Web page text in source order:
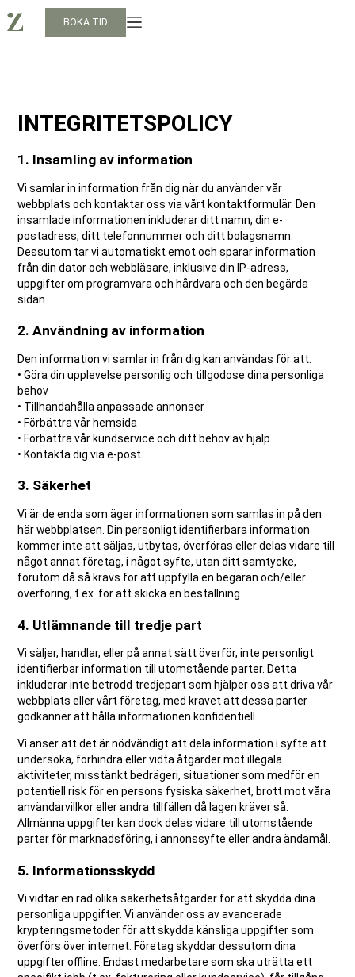
BOKA TID
INTEGRITETSPOLICY
1. Insamling av information
Vi samlar in information från dig när du använder vår
webbplats och kontaktar oss via vårt kontaktformulär. Den
insamlade informationen inkluderar ditt namn, din e-
postadress, ditt telefonnummer och ditt bolagsnamn.
Dessutom tar vi automatiskt emot och sparar information
från din dator och webbläsare, inklusive din IP-adress,
uppgifter om programvara och hårdvara och den begärda
sidan.
2. Användning av information
Den information vi samlar in från dig kan användas för att:
• Göra din upplevelse personlig och tillgodose dina personliga
behov
• Tillhandahålla anpassade annonser
• Förbättra vår hemsida
• Förbättra vår kundservice och ditt behov av hjälp
• Kontakta dig via e-post
3. Säkerhet
Vi är de enda som äger informationen som samlas in på den
här webbplatsen. Din personligt identifierbara information
kommer inte att säljas, utbytas, överföras eller delas vidare till
något annat företag, i något syfte, utan ditt samtycke,
förutom då så krävs för att uppfylla en begäran och/eller
överföring, t.ex. för att skicka en beställning.
4. Utlämnande till tredje part
Vi säljer, handlar, eller på annat sätt överför, inte personligt
identifierbar information till utomstående parter. Detta
inkluderar inte betrodd tredjepart som hjälper oss att driva vår
webbplats eller vårt företag, med kravet att dessa parter
godkänner att hålla informationen konfidentiell.
Vi anser att det är nödvändigt att dela information i syfte att
undersöka, förhindra eller vidta åtgärder mot illegala
aktiviteter, misstänkt bedrägeri, situationer som medför en
potentiell risk för en persons fysiska säkerhet, brott mot våra
användarvillkor eller andra tillfällen då lagen kräver så.
Allmänna uppgifter kan dock delas vidare till utomstående
parter för marknadsföring, i annonssyfte eller andra ändamål.
5. Informationsskydd
Vi vidtar en rad olika säkerhetsåtgärder för att skydda dina
personliga uppgifter. Vi använder oss av avancerade
krypteringsmetoder för att skydda känsliga uppgifter som
överförs över internet. Företag skyddar dessutom dina
uppgifter offline. Endast medarbetare som ska uträtta ett